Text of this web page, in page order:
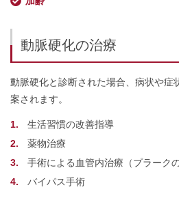
動脈硬化の治療
動脈硬化と診断された場合、病状や症
案されます。
生活習慣の改善指導
薬物治療
手術による血管内治療（プラーク
バイパス手術